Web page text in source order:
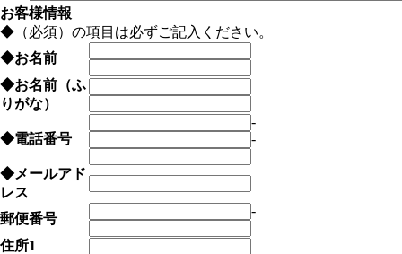
お客様情報
◆ （必須）の項目は必ずご記入ください。
◆お名前
◆お名前（ふ
りがな）
◆電話番号
-
-
◆メールアド
レス
郵便番号
-
住所1